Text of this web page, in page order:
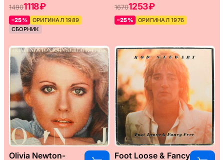
14901118 ₽
–25%
ОРИГИНАЛ 1989
СБОРНИК
16701253 ₽
–25% ОРИГИНАЛ 1976
Olivia Newton- Foot Loose & Fancy